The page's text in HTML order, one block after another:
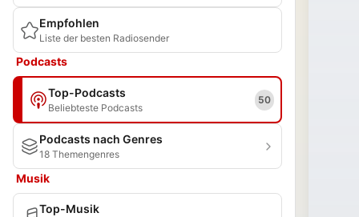
Empfohlen
Liste der besten Radiosender
Podcasts
Top-Podcasts
Beliebteste Podcasts
50
Podcasts nach Genres
18 Themengenres
Musik
Top-Musik